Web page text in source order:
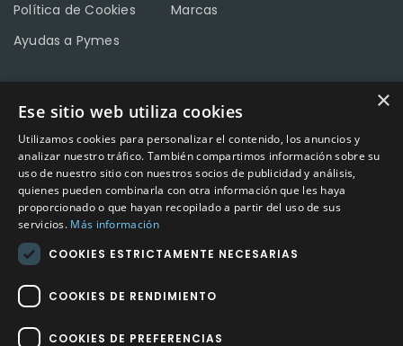
Política de Cookies
Ayudas a Pymes
Marcas
CONTACTO
Calle Méndez Núñez nº3 – Fuente Palmera 14120 Córdoba
Teléfono957 04 96 57
Emailinfo@factory-sport.es
HORARIO COMERCIAL
Lunes a viernes
10:00 a 14:00 / 18:00 a 21:00
×
Ese sitio web utiliza cookies
Utilizamos cookies para personalizar el contenido, los anuncios y
analizar nuestro tráfico. También compartimos información sobre su
uso de nuestro sitio con nuestros socios de publicidad y análisis,
quienes pueden combinarla con otra información que les haya
proporcionado o que hayan recopilado a partir del uso de sus
servicios. Más información
COOKIES ESTRICTAMENTE NECESARIAS
COOKIES DE RENDIMIENTO
COOKIES DE PREFERENCIAS